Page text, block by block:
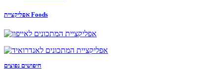
אפליקציית Foods
חיפושים נפוצים